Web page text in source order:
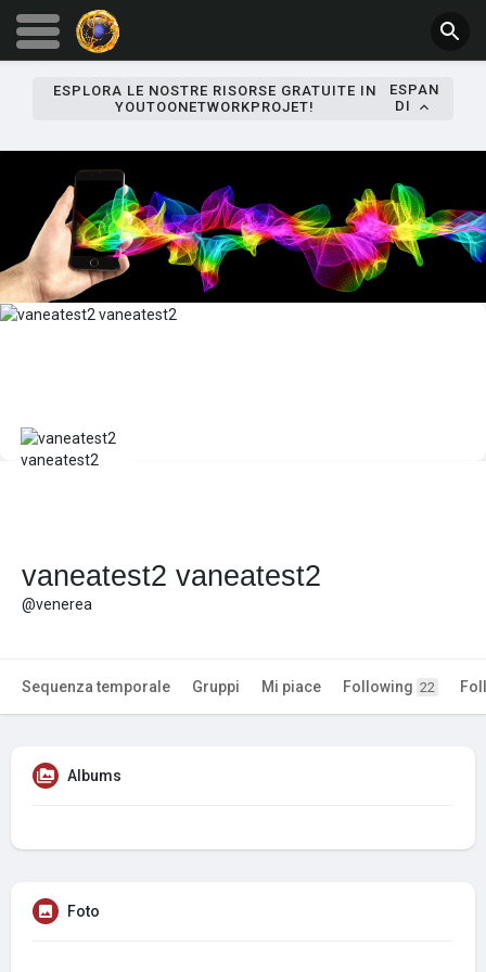
ESPLORA LE NOSTRE RISORSE GRATUITE IN
YOUTOONETWORKPROJET!
ESPAN
DI
vaneatest2 vaneatest2
@venerea
Sequenza temporale Gruppi Mi piace Following 22
Albums
Foto